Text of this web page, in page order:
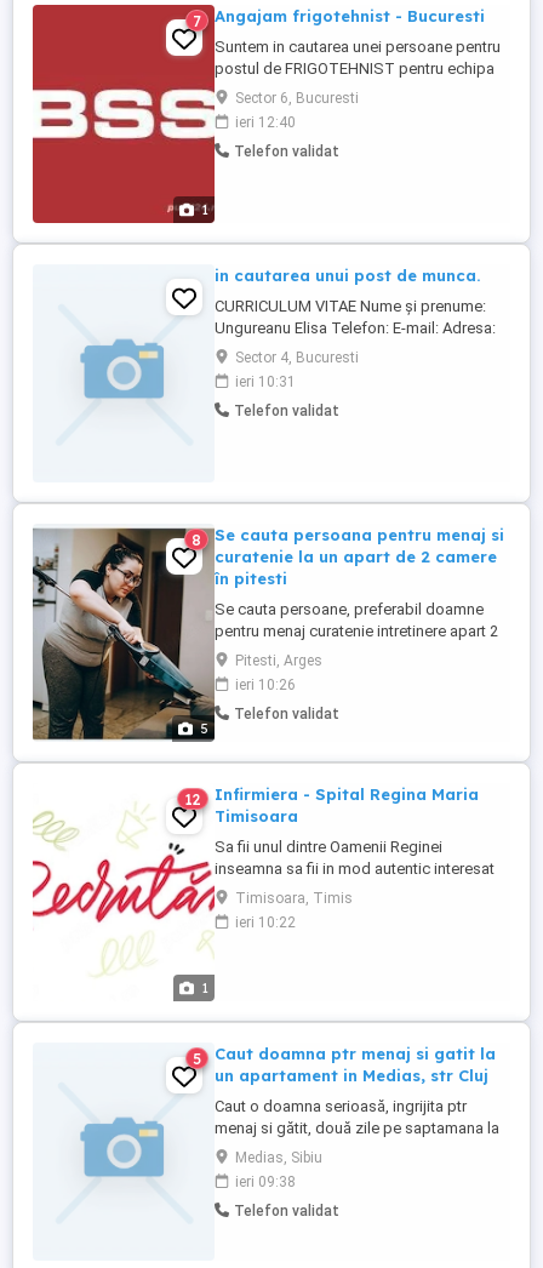
1
7 Angajam frigotehnist - Bucuresti
Suntem in cautarea unei persoane pentru
postul de FRIGOTEHNIST pentru echipa
noastra din Bucuresti. Cerinte: Calificare
de frigotehnist (obligatoriu); Certificare
AGFR valabila; Permis de conducere
categoria B; Experienta in intretinerea
Sector 6, Bucuresti
ieri 12:40
Telefon validat
in cautarea unui post de munca.
CURRICULUM VITAE Nume și prenume:
Ungureanu Elisa Telefon: E-mail: Adresa:
București, România Profil profesional Sunt
o persoană serioasă, responsabilă și
muncitoare, cu peste 18 ani de experiență
profesională acumulată în Suedia. De-a
Sector 4, Bucuresti
ieri 10:31
Telefon validat
5
8
Se cauta persoana pentru menaj si
curatenie la un apart de 2 camere
în pitesti
Se cauta persoane, preferabil doamne
pentru menaj curatenie intretinere apart 2
camere în pitesti zona spitalul militar. Nu
se dau bani in avans Adecvat ca job part
time. 4 ore, o zi pe saptamana. 150 Ron
600 ron pe luna Nu deranjati inutil daca e
Multumim frumos ...
Pitesti, Arges
ieri 10:26
Telefon validat
1
12
Infirmiera - Spital Regina Maria
Timisoara
Sa fii unul dintre Oamenii Reginei
inseamna sa fii in mod autentic interesat
de binele celor din jur. In rolul de Infirmiera
vei avea un impact pozitiv in viata
pacientilor, deoarece asiguri voia buna si
Timisoara, Timis
ieri 10:22
5
Caut doamna ptr menaj si gatit la
un apartament in Medias, str Cluj
Caut o doamna serioasă, ingrijita ptr
menaj si gătit, două zile pe saptamana la
un apartament in Medias, str Cluj, jud
Sibiu. Ofer intre 700 si 800 lei - lunarTel:
Medias, Sibiu
ieri 09:38
Telefon validat